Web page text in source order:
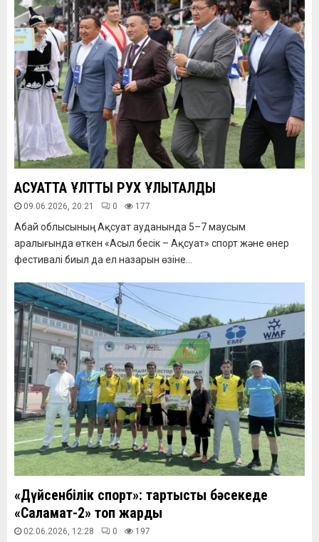
АҚСУАТТА ҰЛТТЫҚ РУХ ҰЛЫҚТАЛДЫ
09.06.2026, 20:21 0 177
Абай облысының Ақсуат ауданында 5–7 маусым
аралығында өткен «Асыл бесік – Ақсуат» спорт және өнер
фестивалі биыл да ел назарын өзіне...
«Дүйсенбілік спорт»: тартысты бәсекеде
«Саламат-2» топ жарды
02.06.2026, 12:28 0 197